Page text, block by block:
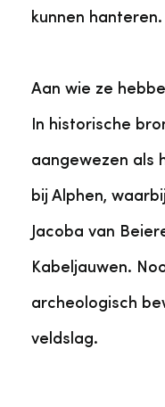
kunnen hanteren.
Aan wie ze
In historische
aangewezen als
bij Alphen,
Jacoba van
Kabeljauwen.
archeologisch
veldslag.